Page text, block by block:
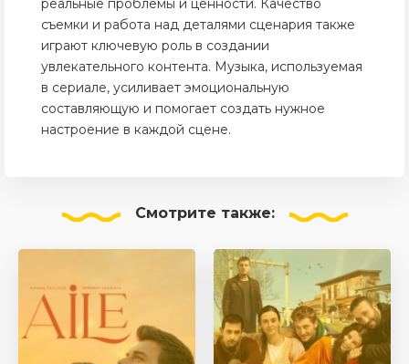
реальные проблемы и ценности. Качество
съемки и работа над деталями сценария также
играют ключевую роль в создании
увлекательного контента. Музыка, используемая
в сериале, усиливает эмоциональную
составляющую и помогает создать нужное
настроение в каждой сцене.
Смотрите также: